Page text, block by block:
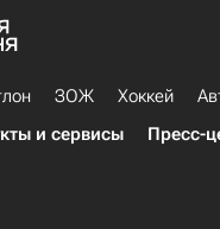
ЗОЖ Хоккей
и сервисы Пресс-